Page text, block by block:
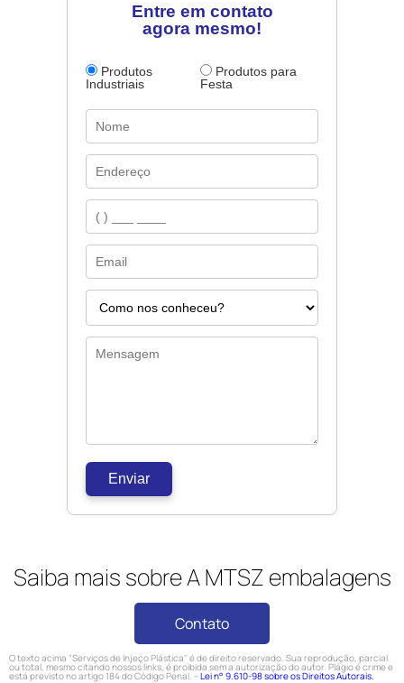
Entre em contato
agora mesmo!
Produtos
Industriais
Produtos para
Festa
Enviar
Saiba mais sobre A MTSZ embalagens
Contato
O texto acima "Serviços de Injeço Plástica" é de direito reservado. Sua reprodução, parcial
ou total, mesmo citando nossos links, é proibida sem a autorização do autor. Plágio é crime e
está previsto no artigo 184 do Código Penal. –Lei n° 9.610-98 sobre os Direitos Autorais.